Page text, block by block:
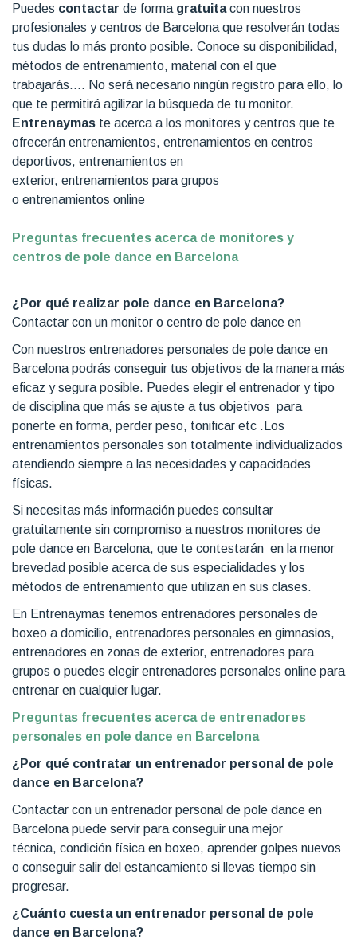
Puedes contactar de forma gratuitacon nuestros
profesionales y centros de Barcelona que resolverán todas
tus dudas lo más pronto posible. Conoce su disponibilidad,
métodos de entrenamiento, material con el que
trabajarás…. No será necesario ningún registro para ello, lo
que te permitirá agilizar la búsqueda de tu monitor.
Entrenaymas te acerca a los monitores y centros que te
ofrecerán entrenamientos, entrenamientos en centros
deportivos, entrenamientos en
exterior, entrenamientos para grupos
o entrenamientos online
Preguntas frecuentes acerca de monitores y
centros de pole dance en Barcelona
¿Por qué realizar pole dance en Barcelona?
Contactar con un monitor o centro de pole dance en
Con nuestros entrenadores personales de pole dance en
Barcelona podrás conseguir tus objetivos de la manera más
eficaz y segura posible. Puedes elegir el entrenador y tipo
de disciplina que más se ajuste a tus objetivos para
ponerte en forma, perder peso, tonificar etc .Los
entrenamientos personales son totalmente individualizados
atendiendo siempre a las necesidades y capacidades
físicas.
Si necesitas más información puedes consultar
gratuitamente sin compromiso a nuestros monitores de
pole dance en Barcelona, que te contestarán en la menor
brevedad posible acerca de sus especialidades y los
métodos de entrenamiento que utilizan en sus clases.
En Entrenaymas tenemos entrenadores personales de
boxeo a domicilio, entrenadores personales en gimnasios,
entrenadores en zonas de exterior, entrenadores para
grupos o puedes elegir entrenadores personales online para
entrenar en cualquier lugar.
Preguntas frecuentes acerca de entrenadores
personales en pole dance en Barcelona
¿Por qué contratar un entrenador personal de pole
dance en Barcelona?
Contactar con un entrenador personal de pole dance en
Barcelona puede servir para conseguir una mejor
técnica, condición física en boxeo, aprender golpes nuevos
o conseguir salir del estancamiento si llevas tiempo sin
progresar.
¿Cuánto cuesta un entrenador personal de pole
dance en Barcelona?